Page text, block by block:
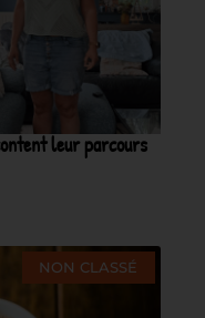
leur parcours
NON CLASSÉ